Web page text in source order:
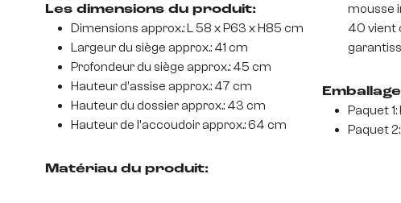
Les dimensions du produit:
Dimensions approx.: L 58 x P63 x H85 cm
Largeur du siège approx.: 41 cm
Profondeur du siège approx.: 45 cm
Hauteur d'assise approx.: 47 cm
Hauteur du dossier approx.: 43 cm
Hauteur de l'accoudoir approx.: 64 cm
Matériau du produit:
mousse
40 vient
Paquet
Paquet